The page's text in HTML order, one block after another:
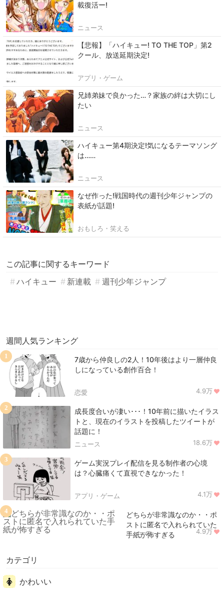
載復活ー!
ニュース
【悲報】「ハイキュー! TO THE TOP」第2
クール、放送延期決定!
アプリ・ゲーム
兄姉弟妹で良かった…？家族の絆は大切にし
たい
ニュース
ハイキュー第4期決定!気になるテーマソング
は……
ニュース
なぜ作った!戦国時代の週刊少年ジャンプの
表紙が話題!
おもしろ・笑える
この記事に関するキーワード
ハイキュー
新連載 週刊少年ジャンプ
週間人気ランキング
7歳から仲良しの2人！10年後はより一層仲良
しになっている創作百合！
恋愛 4.9万
1
成長度合いが凄い･･･！10年前に描いたイラス
トと、現在のイラストを投稿したツイートが
話題に！
ニュース 18.6万
2
ゲーム実況プレイ配信を見る制作者の心境
は？心臓痛くて直視できなかった！
アプリ・ゲーム 4.1万
3
どちらが非常識なのか・・ポ
ストに匿名で入れられていた
手紙が怖すぎる
ニュース 4.9万
4
カテゴリ
かわいい